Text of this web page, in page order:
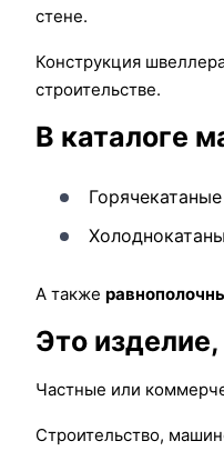
стене.
Конструкция
строительстве.
В каталоге
А также
Это
Частные или
Строительство,